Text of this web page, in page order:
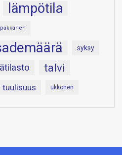
lämpötila
pakkanen
syksy
talvi
tuulisuus ukkonen